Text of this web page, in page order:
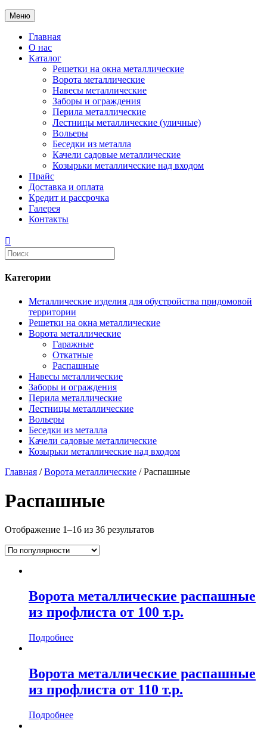
Меню
Главная
О нас
Каталог
Решетки на окна металлические
Ворота металлические
Навесы металлические
Заборы и ограждения
Перила металлические
Лестницы металлические (уличные)
Вольеры
Беседки из металла
Качели садовые металлические
Козырьки металлические над входом
Прайс
Доставка и оплата
Кредит и рассрочка
Галерея
Контакты
Категории
Металлические изделия для обустройства придомовой
территории
Решетки на окна металлические
Ворота металлические
Гаражные
Откатные
Распашные
Навесы металлические
Заборы и ограждения
Перила металлические
Лестницы металлические
Вольеры
Беседки из металла
Качели садовые металлические
Козырьки металлические над входом
Главная /Ворота металлические / Распашные
Распашные
Отображение 1–16 из 36 результатов
Ворота металлические распашные
из профлиста от 100 т.р.
Подробнее
Ворота металлические распашные
из профлиста от 110 т.р.
Подробнее